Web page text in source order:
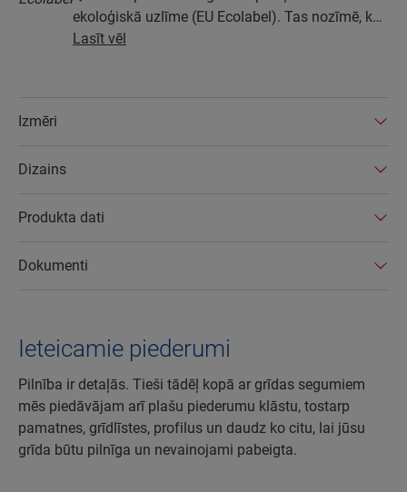
ekoloģiskā uzlīme (EU Ecolabel). Tas nozīmē, ka
grīdas vismaz 80% apmērā ir izgatavotas no
Lasīt vēl
Izmēri
Dizains
Produkta dati
Dokumenti
Ieteicamie piederumi
Pilnība ir detaļās. Tieši tādēļ kopā ar grīdas segumiem
mēs piedāvājam arī plašu piederumu klāstu, tostarp
pamatnes, grīdlīstes, profilus un daudz ko citu, lai jūsu
grīda būtu pilnīga un nevainojami pabeigta.